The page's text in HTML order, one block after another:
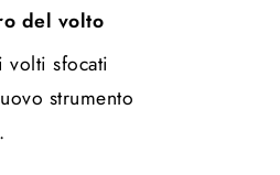
del volto
volti sfocati
strumento